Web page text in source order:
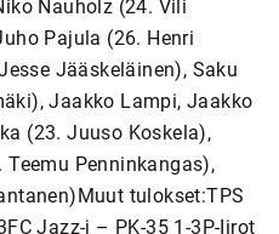
Nauholz (24. Vili
Pajula (26. Henri
Jääskeläinen), Saku
Jaakko Lampi, Jaakko
(23. Juuso Koskela),
Penninkangas),
tulokset:TPS
Jazz-j – PK-35 1-3P-Iirot